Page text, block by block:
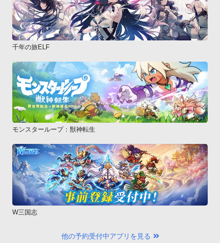
千年の旅ELF
モンスターループ：獣神転生
W三国志
他の予約受付中アプリを見る